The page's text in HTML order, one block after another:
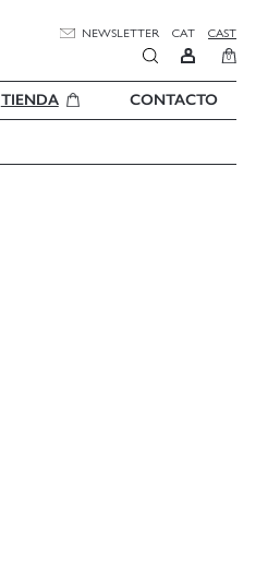
NEWSLETTER CAT CAST
0
TIENDA CONTACTO